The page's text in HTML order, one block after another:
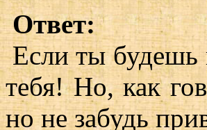
Ответ:
Если ты будешь
тебя! Но, как
но не забудь